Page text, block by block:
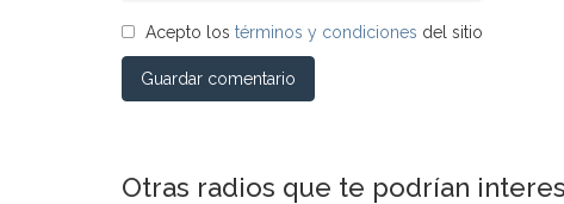
Acepto los términos y condiciones del sitio
Guardar comentario
Otras radios que te podrían